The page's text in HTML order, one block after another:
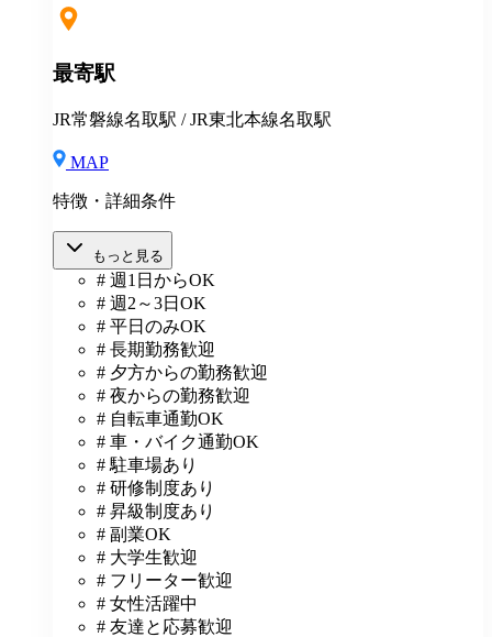
最寄駅
JR常磐線名取駅 / JR東北本線名取駅
MAP
特徴・詳細条件
もっと見る
# 週1日からOK
# 週2～3日OK
# 平日のみOK
# 長期勤務歓迎
# 夕方からの勤務歓迎
# 夜からの勤務歓迎
# 自転車通勤OK
# 車・バイク通勤OK
# 駐車場あり
# 研修制度あり
# 昇級制度あり
# 副業OK
# 大学生歓迎
# フリーター歓迎
# 女性活躍中
# 友達と応募歓迎